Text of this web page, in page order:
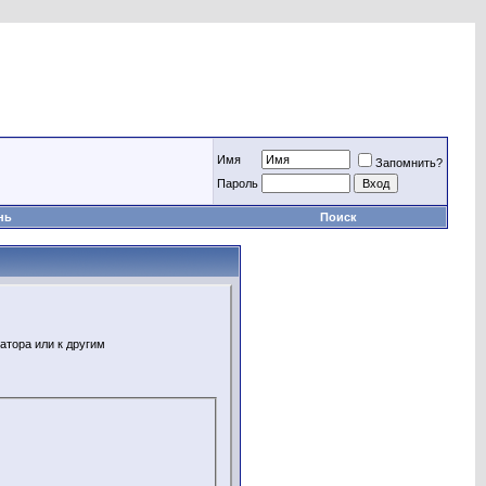
Имя
Запомнить?
Пароль
Поиск
или к другим